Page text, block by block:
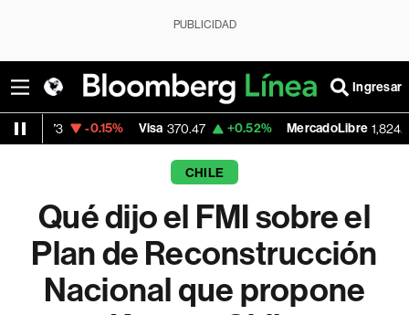
PUBLICIDAD
Ingresar
Visa 370.47 +0.52% MercadoLibre 1,824.26 -5.23%
CHILE
Qué dijo el FMI sobre el
Plan de Reconstrucción
Nacional que propone